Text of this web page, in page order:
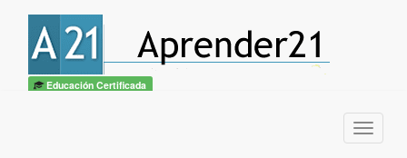
Educación Certificada
Menu